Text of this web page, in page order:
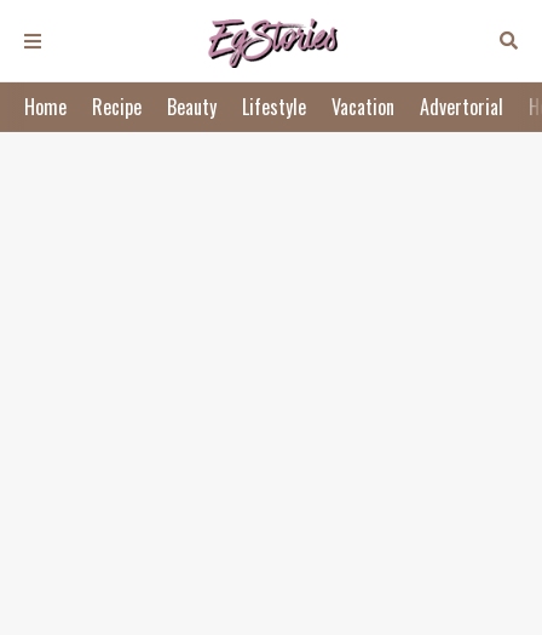
Home Recipe Beauty Lifestyle Vacation Advertorial